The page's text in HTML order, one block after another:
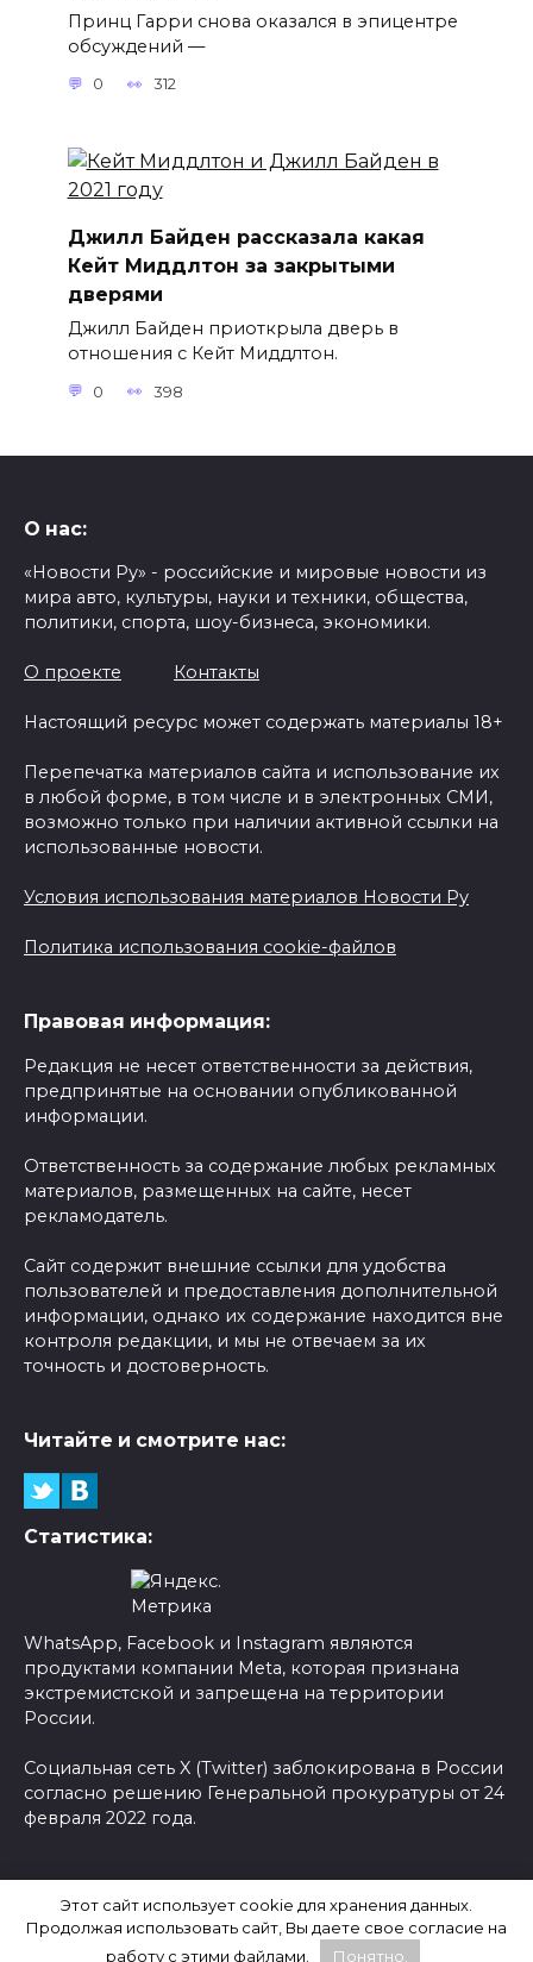
Принц Гарри снова оказался в эпицентре
обсуждений —
0 312
Джилл Байден рассказала какая
Кейт Миддлтон за закрытыми
дверями
Джилл Байден приоткрыла дверь в
отношения с Кейт Миддлтон.
0 398
О нас:
«Новости Ру» - российские и мировые новости из
мира авто, культуры, науки и техники, общества,
политики, спорта, шоу-бизнеса, экономики.
О проекте Контакты
Настоящий ресурс может содержать материалы 18+
Перепечатка материалов сайта и использование их
в любой форме, в том числе и в электронных СМИ,
возможно только при наличии активной ссылки на
использованные новости.
Условия использования материалов Новости Ру
Политика использования cookie-файлов
Правовая информация:
Редакция не несет ответственности за действия,
предпринятые на основании опубликованной
информации.
Ответственность за содержание любых рекламных
материалов, размещенных на сайте, несет
рекламодатель.
Сайт содержит внешние ссылки для удобства
пользователей и предоставления дополнительной
информации, однако их содержание находится вне
контроля редакции, и мы не отвечаем за их
точность и достоверность.
Читайте и смотрите нас:
Статистика:
WhatsApp, Facebook и Instagram являются
продуктами компании Meta, которая признана
экстремистской и запрещена на территории
России.
Социальная сеть X (Twitter) заблокирована в России
согласно решению Генеральной прокуратуры от 24
февраля 2022 года.
Последние новости России
Этот сайт использует cookie для хранения данных.
Продолжая использовать сайт, Вы даете свое согласие на
работу с этими файлами.
Понятно.